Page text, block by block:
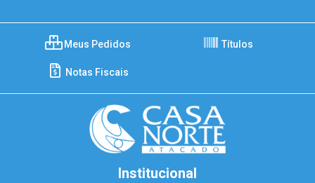
Meus Pedidos Títulos
Notas Fiscais
Institucional